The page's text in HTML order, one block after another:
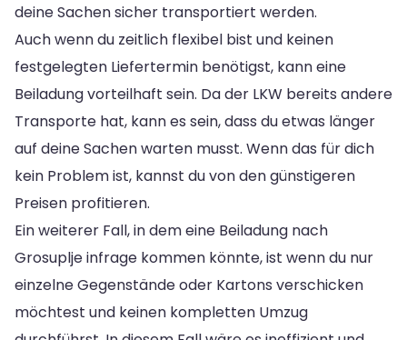
deine Sachen sicher transportiert werden.
Auch wenn du zeitlich flexibel bist und keinen
festgelegten Liefertermin benötigst, kann eine
Beiladung vorteilhaft sein. Da der LKW bereits andere
Transporte hat, kann es sein, dass du etwas länger
auf deine Sachen warten musst. Wenn das für dich
kein Problem ist, kannst du von den günstigeren
Preisen profitieren.
Ein weiterer Fall, in dem eine Beiladung nach
Grosuplje infrage kommen könnte, ist wenn du nur
einzelne Gegenstände oder Kartons verschicken
möchtest und keinen kompletten Umzug